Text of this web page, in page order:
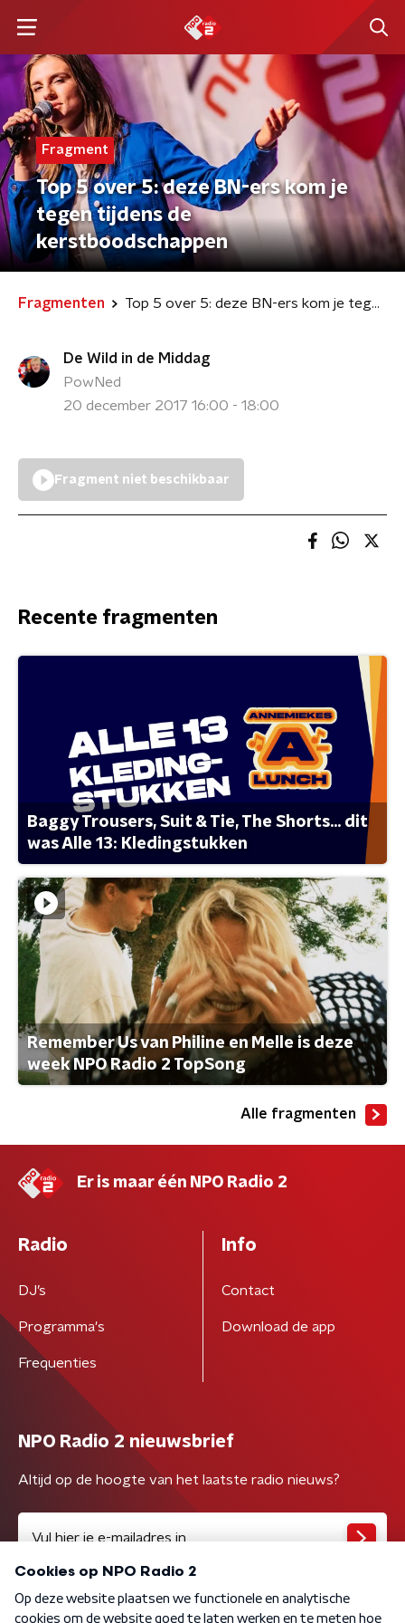
Fragment
Top 5 over 5: deze BN-ers kom je
tegen tijdens de
kerstboodschappen
Fragmenten Top 5 over 5: deze BN-ers kom je tegen tijdens de kerstboodschappen
De Wild in de Middag
PowNed
20 december 2017 16:00 - 18:00
Fragment niet beschikbaar
Recente fragmenten
Baggy Trousers, Suit & Tie, The Shorts... dit
was Alle 13: Kledingstukken
Remember Us van Philine en Melle is deze
week NPO Radio 2 TopSong
Alle fragmenten
Er is maar één NPO Radio 2
Radio
DJ’s
Programma's
Frequenties
Info
Contact
Download de app
NPO Radio 2 nieuwsbrief
Altijd op de hoogte van het laatste radio nieuws?